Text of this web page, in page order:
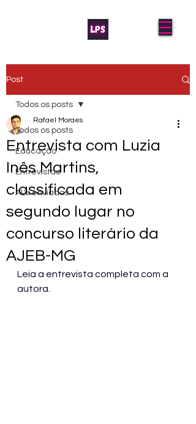
Post
Todos os posts
Educação
Entrevistas
AL's enviados
Todos os posts
Entrevista com Luzia
Inês Martins,
classificada em
segundo lugar no
concurso literário da
AJEB-MG
Rafael Moraes
Leia a entrevista completa com a
autora.